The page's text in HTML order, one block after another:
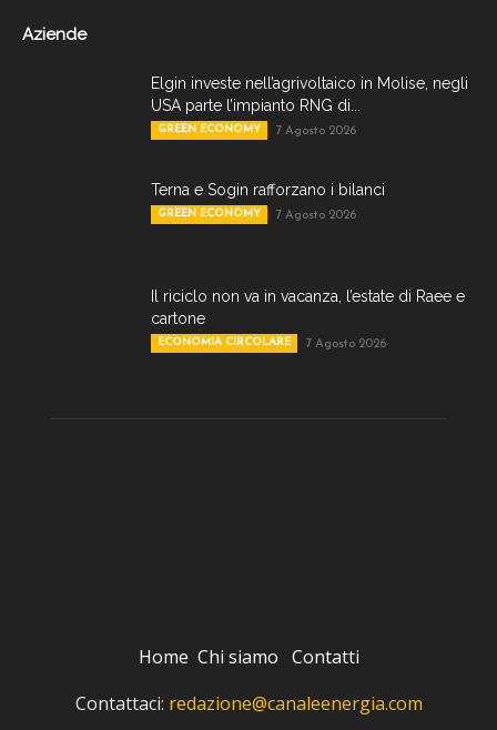
Aziende
Elgin investe nell’agrivoltaico in Molise, negli
USA parte l’impianto RNG di...
GREEN ECONOMY 7 Agosto 2026
Terna e Sogin rafforzano i bilanci
GREEN ECONOMY 7 Agosto 2026
Il riciclo non va in vacanza, l’estate di Raee e
cartone
ECONOMIA CIRCOLARE 7 Agosto 2026
Home Chi siamo Contatti
Contattaci: redazione@canaleenergia.com